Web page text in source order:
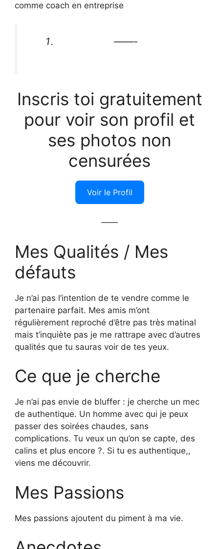
comme coach en entreprise
——-
Inscris toi gratuitement
pour voir son profil et
ses photos non
censurées
Voir le Profil
——
Mes Qualités / Mes
défauts
Je n’ai pas l’intention de te vendre comme le
partenaire parfait. Mes amis m’ont
régulièrement reproché d’être pas très matinal
mais t’inquiète pas je me rattrape avec d’autres
qualités que tu sauras voir de tes yeux.
Ce que je cherche
Je n’ai pas envie de bluffer : je cherche un mec
de authentique. Un homme avec qui je peux
passer des soirées chaudes, sans
complications. Tu veux un qu’on se capte, des
calins et plus encore ?. Si tu es authentique,,
viens me découvrir.
Mes Passions
Mes passions ajoutent du piment à ma vie.